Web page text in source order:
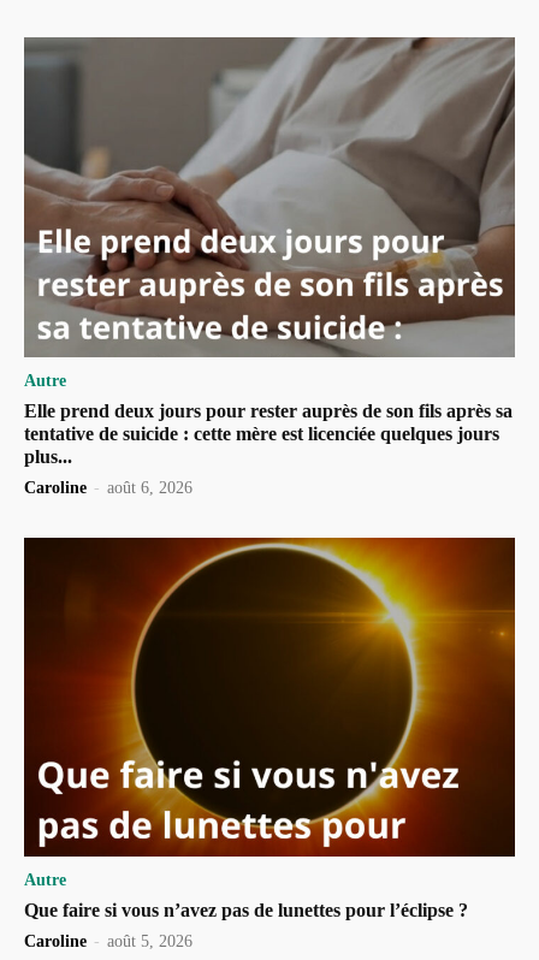
Autre
Elle prend deux jours pour rester auprès de son fils après sa
tentative de suicide : cette mère est licenciée quelques jours
plus...
Caroline - août 6, 2026
Autre
Que faire si vous n’avez pas de lunettes pour l’éclipse ?
Caroline - août 5, 2026